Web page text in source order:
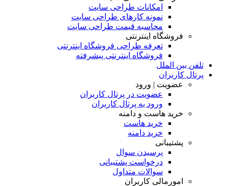
امکانات طراحی سایت
نمونه کارهای طراحی سایت
محاسبه قیمت طراحی سایت
فروشگاه اینترنتی
تعرفه طراحی فروشگاه اینترنتی
فروشگاه اینترنتی پیشرفته
تلفن بین الملل
پرتال کاربران
عضویت | ورود
عضویت در پرتال کاربران
ورود به پرتال کاربران
خرید هاست و دامنه
خرید هاست
خرید دامنه
پشتیبانی
پرسیدن سوال
درخواست پشتیبانی
سوالات متداول
امورمالی کاربران